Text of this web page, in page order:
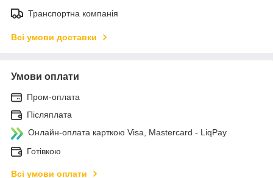
Транспортна компанія
Всі умови доставки
Умови оплати
Пром-оплата
Післяплата
Онлайн-оплата карткою Visa, Mastercard - LiqPay
Готівкою
Всі умови оплати